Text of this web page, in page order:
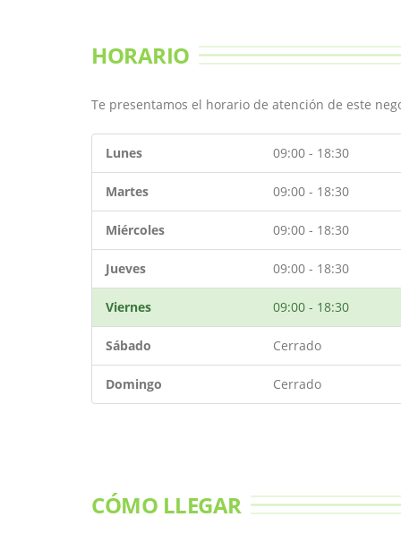
HORARIO
Te presentamos el horario de atención de este
Lunes 09:00 - 18:30
Martes 09:00 - 18:30
Miércoles 09:00 - 18:30
Jueves 09:00 - 18:30
Viernes 09:00 - 18:30
Sábado Cerrado
Domingo Cerrado
CÓMO LLEGAR